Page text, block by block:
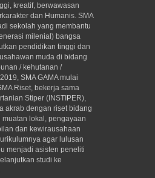
kreatif, berwawasan
dan Humanis. SMA
sekolah yang membantu
milenial) bangsa
pendidikan tinggi dan
muda di bidang
/ kehutanan /
SMA GAMA mulai
Riset, bekerja sama
Stiper (INSTIPER),
akrab dengan riset bidang
lokal, pengayaan
dan kewirausahaan
agar lulusan
menjadi asisten peneliti
studi ke